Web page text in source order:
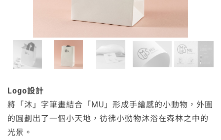
Logo設計
將「沐」字筆畫結合「MU」形成手繪感的小動物，外圍
的圓劃出了一個小天地，彷彿小動物沐浴在森林之中的
光景。